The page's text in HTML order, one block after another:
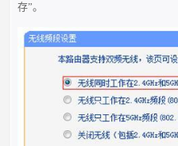
存”。